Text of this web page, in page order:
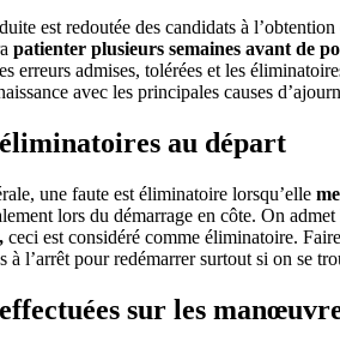
est redoutée des candidats à
patienter plusieurs semaines avant de
erreurs admises, tolérées et les
avec les principales causes
au départ
une faute est éliminatoire lorsqu’elle
lors du démarrage en côte. On
ceci est considéré comme éliminatoire.
à l’arrêt pour redémarrer surtout si on se
sur les